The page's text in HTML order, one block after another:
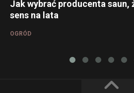
Jak wybrać producenta saun,
sens na lata
OGRÓD